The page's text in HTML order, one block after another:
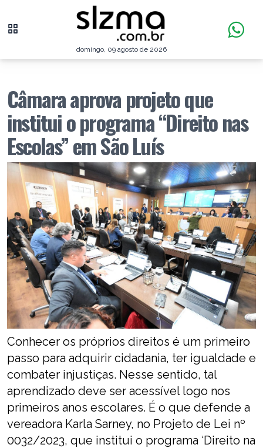
domingo, 09 agosto de 2026
Câmara aprova projeto que
institui o programa “Direito nas
Escolas” em São Luís
Conhecer os próprios direitos é um primeiro
passo para adquirir cidadania, ter igualdade e
combater injustiças. Nesse sentido, tal
aprendizado deve ser acessível logo nos
primeiros anos escolares. É o que defende a
vereadora Karla Sarney, no Projeto de Lei nº
0032/2023, que institui o programa ‘Direito na